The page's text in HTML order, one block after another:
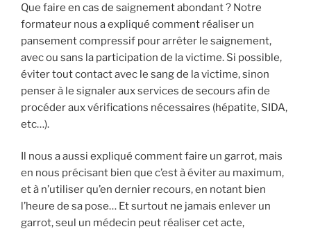
Que faire en cas de saignement abondant ? Notre
formateur nous a expliqué comment réaliser un
pansement compressif pour arrêter le saignement,
avec ou sans la participation de la victime. Si possible,
éviter tout contact avec le sang de la victime, sinon
penser à le signaler aux services de secours afin de
procéder aux vérifications nécessaires (hépatite, SIDA,
etc…).
Il nous a aussi expliqué comment faire un garrot, mais
en nous précisant bien que c’est à éviter au maximum,
et à n’utiliser qu’en dernier recours, en notant bien
l’heure de sa pose… Et surtout ne jamais enlever un
garrot, seul un médecin peut réaliser cet acte,